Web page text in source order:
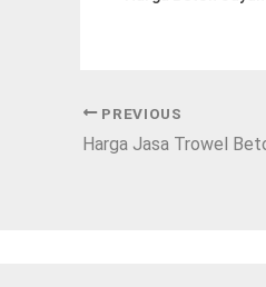
PREVIOUS
Harga Jasa Trowel